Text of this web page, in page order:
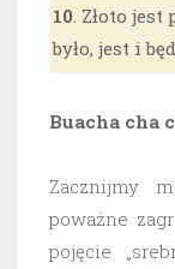
10 . Złoto
było, jest i
Buacha cha
Zacznijmy
poważne
pojęcie